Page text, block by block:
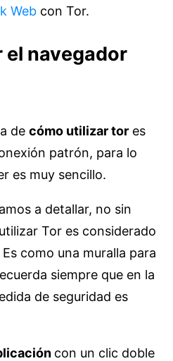
Web con Tor.
el navegador
de cómo utilizar tor es
patrón, para lo
es muy sencillo.
a detallar, no sin
Tor es considerado
como una muralla para
siempre que en la
de seguridad es
con un clic doble